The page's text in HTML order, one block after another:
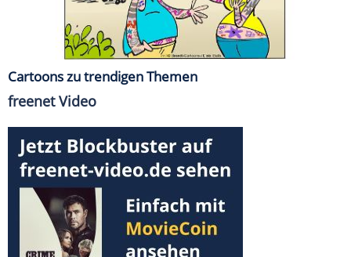
Cartoons zu trendigen Themen
freenet Video